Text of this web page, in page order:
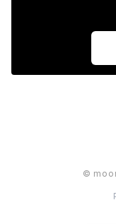
©